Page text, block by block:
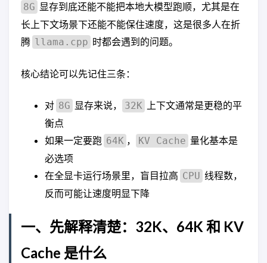
8G 显存到底还能不能把本地大模型跑顺，尤其是在
长上下文场景下还能不能保住速度，这是很多人在折
腾 llama.cpp 时都会遇到的问题。
核心结论可以先记住三条：
对 8G 显存来说， 32K
上下文通常是更稳的平
衡点
如果一定要跑 64K ， KV Cache 量化基本是
必选项
在全显卡运行场景里，盲目拉高 CPU 线程数，
反而可能让速度明显下降
一、先解释清楚：32K、64K 和 KV
Cache 是什么